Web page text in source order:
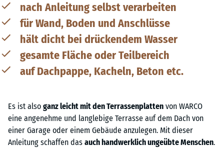
nach Anleitung selbst verarbeiten
für Wand, Boden und Anschlüsse
hält dicht bei drückendem Wasser
gesamte Fläche oder Teilbereich
auf Dachpappe, Kacheln, Beton etc.
Es ist also ganz leicht mit den Terrassenplatten von WARCO
eine angenehme und langlebige Terrasse auf dem Dach von
einer Garage oder einem Gebäude anzulegen. Mit dieser
Anleitung schaffen das auch handwerklich ungeübte Menschen.